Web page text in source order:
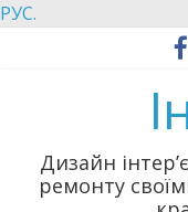
РУС.
Дизайн
ремонту